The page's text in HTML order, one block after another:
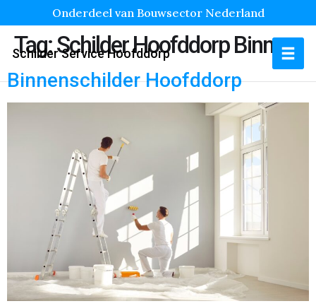
Onderdeel van Bouwsector Nederland
Schilder Service Hoofddorp
Tag:Schilder Hoofddorp Binnen
Binnenschilder Hoofddorp